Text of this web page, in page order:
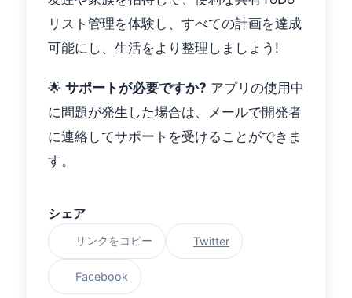
リスト管理を体験し、すべての計画を達成
可能にし、生活をより整理しましょう!
🌟 サポートが必要ですか? アプリの使用中
に問題が発生した場合は、メールで開発者
に連絡してサポートを受けることができま
す。
シェア
リンクをコピー Twitter
Facebook